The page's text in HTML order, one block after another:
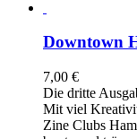
Downtown
7,00 €
Die dritte
Mit viel
Zine Clubs